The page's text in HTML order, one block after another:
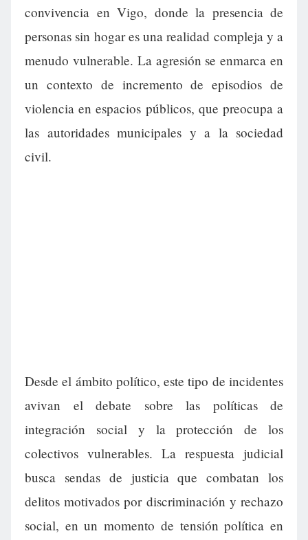
convivencia en Vigo, donde la presencia de
personas sin hogar es una realidad compleja y a
menudo vulnerable. La agresión se enmarca en
un contexto de incremento de episodios de
violencia en espacios públicos, que preocupa a
las autoridades municipales y a la sociedad
civil.
Desde el ámbito político, este tipo de incidentes
avivan el debate sobre las políticas de
integración social y la protección de los
colectivos vulnerables. La respuesta judicial
busca sendas de justicia que combatan los
delitos motivados por discriminación y rechazo
social, en un momento de tensión política en